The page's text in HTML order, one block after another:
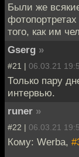
Были же
того, как им
Gserg »
#21 | 06.03.21
Только пару
интервью.
runer »
#22 | 06.03.21
Кому: Werba,